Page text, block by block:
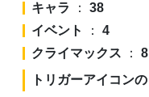
キャラ ： 38
イベント
： 4
クライマックス ： 8
トリガーアイコンの